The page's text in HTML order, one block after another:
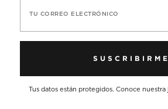
TU CORREO ELECTRÓNICO
SUSCRIBIRME
Tus datos están protegidos. Conoce nuestra